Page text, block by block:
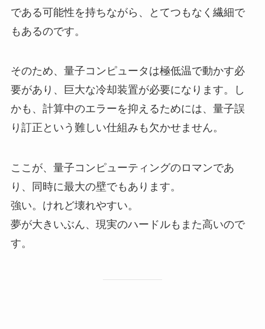
である可能性を持ちながら、とてつもなく繊細で
もあるのです。
そのため、量子コンピュータは極低温で動かす必
要があり、巨大な冷却装置が必要になります。し
かも、計算中のエラーを抑えるためには、量子誤
り訂正という難しい仕組みも欠かせません。
ここが、量子コンピューティングのロマンであ
り、同時に最大の壁でもあります。
強い。けれど壊れやすい。
夢が大きいぶん、現実のハードルもまた高いので
す。